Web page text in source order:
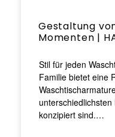
Gestaltung
Momenten |
Stil für jeden
Familie bietet eine
konzipiert sind.…